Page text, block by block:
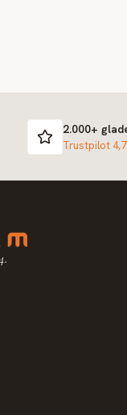
2.000+
Trustpilot